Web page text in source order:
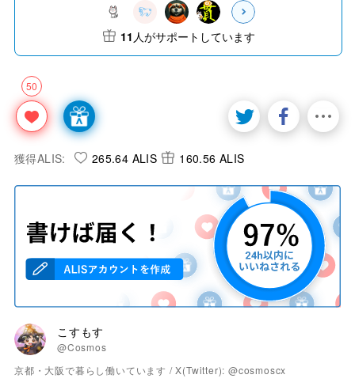
50
11 人がサポートしています
獲得ALIS: 265.64 ALIS 160.56 ALIS
こすもす
@Cosmos
京都・大阪で暮らし働いています / X(Twitter): @cosmoscx